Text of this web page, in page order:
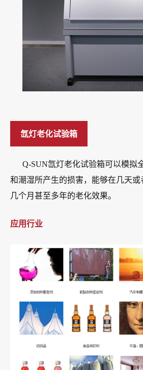
氙灯老化试验箱
Q-SUN氙灯老化试验箱可以模拟
和潮湿所产生的损害，能够在几天
几个月甚至多年的老化效果。
应用行业